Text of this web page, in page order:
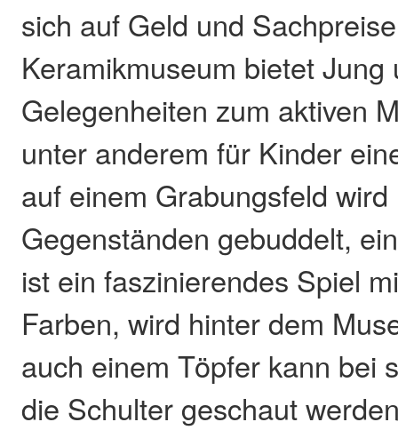
sich auf Geld und
Keramikmuseum bietet Jung
Gelegenheiten zum aktiven
unter anderem für Kinder
auf einem Grabungsfeld
Gegenständen gebuddelt,
ist ein faszinierendes Spiel
Farben, wird hinter dem
auch einem Töpfer kann bei
die Schulter geschaut